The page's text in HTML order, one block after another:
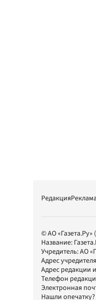
РедакцияРеклама
© АО «Газета.Ру»
Название:
Учредитель:АО
Адрес
Адрес редакции
Телефон
Электронная
Нашли